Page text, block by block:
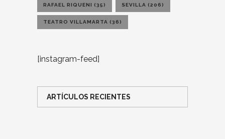
RAFAEL RIQUENI (35) SEVILLA (206)
TEATRO VILLAMARTA (36)
[instagram-feed]
ARTÍCULOS RECIENTES